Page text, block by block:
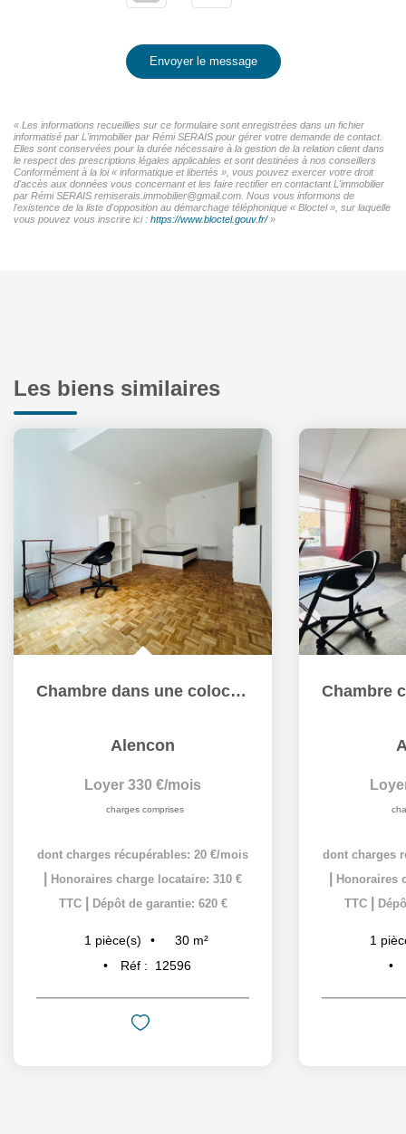
Envoyer le message
« Les informations recueillies sur ce formulaire sont enregistrées dans un fichier
informatisé par L'immobilier par Rémi SERAIS pour gérer votre demande de contact.
Elles sont conservées pour la durée nécessaire à la gestion de la relation client dans
le respect des prescriptions légales applicables et sont destinées à nos conseillers
Conformément à la loi « informatique et libertés », vous pouvez exercer votre droit
d'accès aux données vous concernant et les faire rectifier en contactant L'immobilier
par Rémi SERAIS remiserais.immobilier@gmail.com. Nous vous informons de
l'existence de la liste d'opposition au démarchage téléphonique « Bloctel », sur laquelle
vous pouvez vous inscrire ici : https://www.bloctel.gouv.fr/»
Les biens similaires
Chambre dans une colocation à louer à Alençon - Référence...
Alencon
Loyer 330 €/mois
charges comprises
dont charges récupérables: 20 €/mois
Honoraires charge locataire: 310 €
TTC
Dépôt de garantie: 620 €
1 pièce(s) 30 m²
Réf :
12596
dont charges
Honoraires
TTC
1